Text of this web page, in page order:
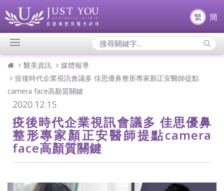
繁 簡
Search
Icons:
醫美資訊
媒體報導
疫後時代企業視訊會議多 佳思優鼻整形專家顏正安醫師提點
camera face高顏質關鍵
2020.12.15
疫後時代企業視訊會議多 佳思優鼻
整形專家顏正安醫師提點camera
face高顏質關鍵